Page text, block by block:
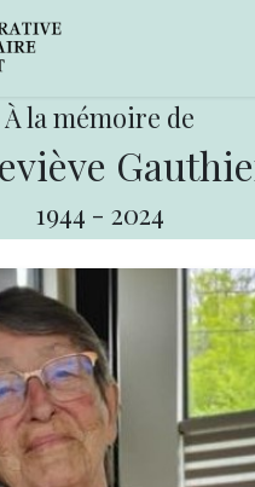
À la mémoire de
1944 - 2024